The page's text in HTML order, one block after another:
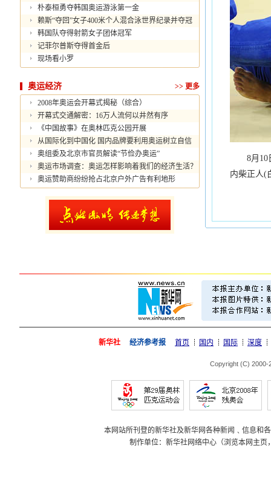
朴泰桓勇夺韩国奥运游泳第一金
赖斯“夺回”女子400米个人混合泳世界纪录并夺冠
韩国队夺得射箭女子团体冠军
记菲尔普斯夺得首金后
现场看小罗
奥运经济 >> 更多
2008年奥运会开幕式揭秘（综合）
开幕式交通解密：16万人流何以井然有序
《中国故事》在奥林匹克公园开展
从国际化到中国化 国内品牌要利用奥运树立自信
奥组委及北京市官员解读“节俭办奥运”
奥运市场调查：奥运怎样影响着我们的经济生活？
奥运赞助商纷纷抢占北京户外广告有利地形
8月10日
内柴正人(
新华社 经济参考报 首页 国内 国际 深度
Copyright (C) 2000-
本网站所刊登的新华社及新华网各种新闻﹑信息和
制作单位：新华社网络中心（浏览本网主